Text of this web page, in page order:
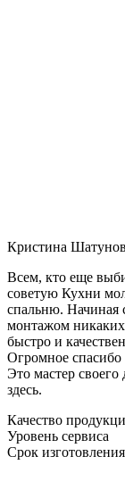
Кристина
Всем, кто еще
советую Кухни
спальню. Начиная
монтажом
быстро и
Огромное
Это мастер своего
здесь.
Качество
Уровень сервиса
Срок изготовления